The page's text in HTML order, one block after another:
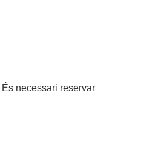
necessari reservar